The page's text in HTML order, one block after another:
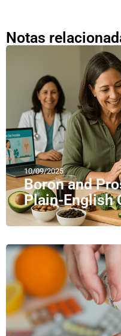
Notas
10/09/2025
Boron and
Plain-English